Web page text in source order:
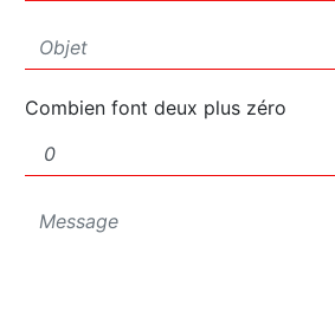
Combien font deux plus zéro